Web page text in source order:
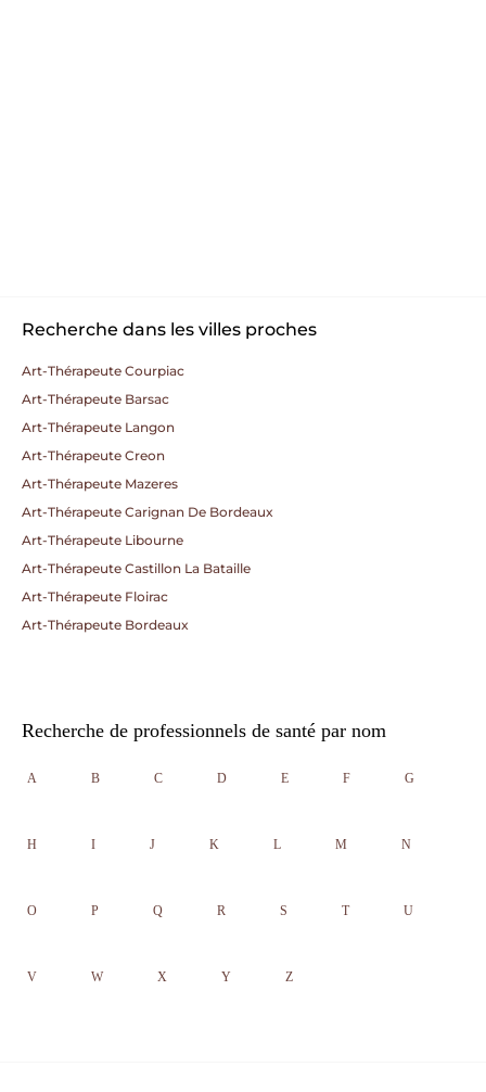
Recherche dans les villes proches
Art-Thérapeute Courpiac
Art-Thérapeute Barsac
Art-Thérapeute Langon
Art-Thérapeute Creon
Art-Thérapeute Mazeres
Art-Thérapeute Carignan De Bordeaux
Art-Thérapeute Libourne
Art-Thérapeute Castillon La Bataille
Art-Thérapeute Floirac
Art-Thérapeute Bordeaux
Recherche de professionnels de santé par nom
A B C D E F G
H I J K L M N
O P Q R S T U
V W X Y Z